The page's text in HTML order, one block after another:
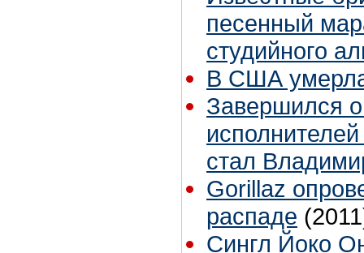
песенный
студийного
В США
Завершился
стал
Gorillaz
распаде
Сингл Йоко